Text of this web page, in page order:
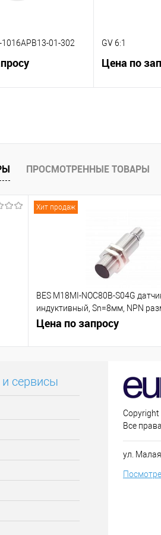
1016APB13-01-302 GV 6:1
Цена по
ПРОСМОТРЕННЫЕ ТОВАРЫ
Хит продаж
BES M18MI-NOC80B-S04G
индуктивный, Sn=8мм, NPN
контакт (NC)
Цена по запросу
сервисы
Copyright
Все
ул.